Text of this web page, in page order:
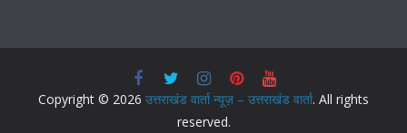
Copyright © 2026 उत्तराखंड वार्ता न्यूज़ – उत्तराखंड वार्ता. All rights
reserved.